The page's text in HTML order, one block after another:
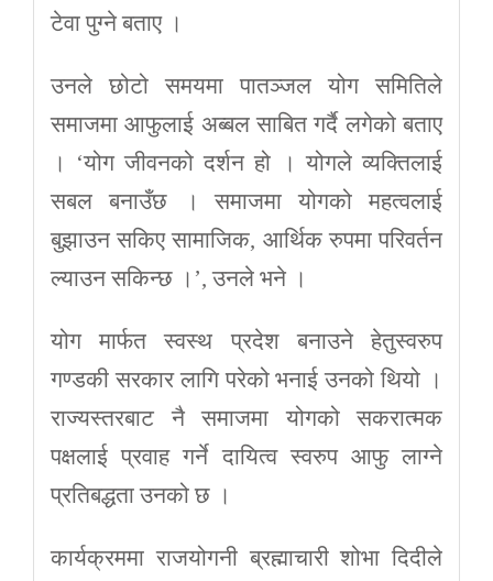
टेवा पुग्ने बताए ।
उनले छोटो समयमा पातञ्जल योग समितिले
समाजमा आफुलाई अब्बल साबित गर्दै लगेको बताए
। ‘योग जीवनको दर्शन हो । योगले व्यक्तिलाई
सबल बनाउँछ । समाजमा योगको महत्वलाई
बुझाउन सकिए सामाजिक, आर्थिक रुपमा परिवर्तन
ल्याउन सकिन्छ ।’, उनले भने ।
योग मार्फत स्वस्थ प्रदेश बनाउने हेतुस्वरुप
गण्डकी सरकार लागि परेको भनाई उनको थियो ।
राज्यस्तरबाट नै समाजमा योगको सकरात्मक
पक्षलाई प्रवाह गर्ने दायित्व स्वरुप आफु लाग्ने
प्रतिबद्धता उनको छ ।
कार्यक्रममा राजयोगनी ब्रह्माचारी शोभा दिदीले